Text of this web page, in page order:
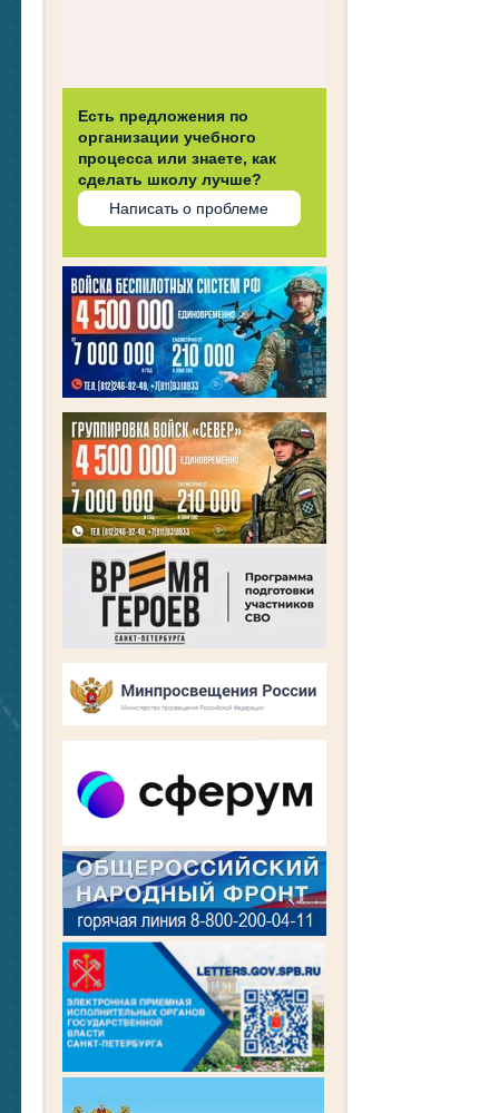
Есть предложения по
организации учебного
процесса или знаете, как
сделать школу лучше?
Написать о проблеме